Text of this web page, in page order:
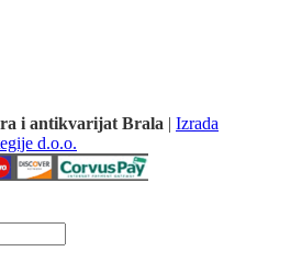
i antikvarijat Brala | Izrada
d.o.o.